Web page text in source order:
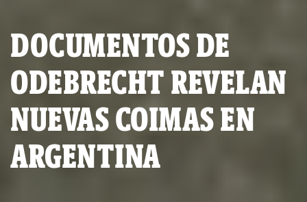
DOCUMENTOS DE
ODEBRECHT REVELAN
NUEVAS COIMAS EN
ARGENTINA